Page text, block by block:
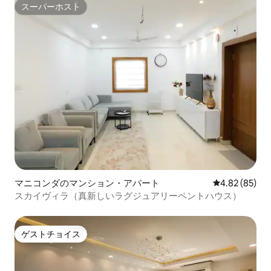
スーパーホスト
スーパーホスト
マニコンダのマンション・アパート レビュー85
4.82 (85)
スカイヴィラ（真新しいラグジュアリーペントハウス）
ゲストチョイス
ゲストチョイス